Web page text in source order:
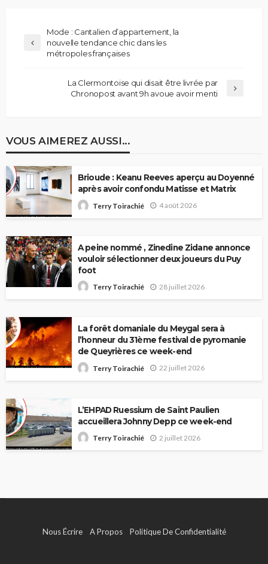
Mode : Cantalien d’appartement, la
nouvelle tendance chic dans les
métropoles françaises
La Clermontoise qui disait être livrée par
Chronopost avant 9h avoue avoir menti
VOUS AIMEREZ AUSSI...
Brioude : Keanu Reeves aperçu au Doyenné
après avoir confondu Matisse et Matrix
Terry Toirachié 4 août 2026
A peine nommé , Zinedine Zidane annonce
vouloir sélectionner deux joueurs du Puy
foot
Terry Toirachié 28 juillet 2026
La forêt domaniale du Meygal sera à
l’honneur du 31ème festival de pyromanie
de Queyrières ce week-end
Terry Toirachié 22 juillet 2026
L’EHPAD Ruessium de Saint Paulien
accueillera Johnny Depp ce week-end
Terry Toirachié 2 juillet 2026
Nous Écrire A Propos Politique De Confidentialité